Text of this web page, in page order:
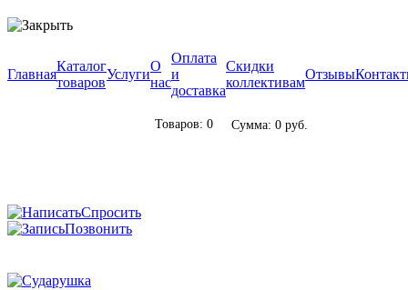
Главная
Каталог
товаров
Услуги
О
нас
Оплата
и
доставка
Скидки
коллективам
Отзывы
Товаров: 0 Сумма: 0 руб.
Спросить
Позвонить